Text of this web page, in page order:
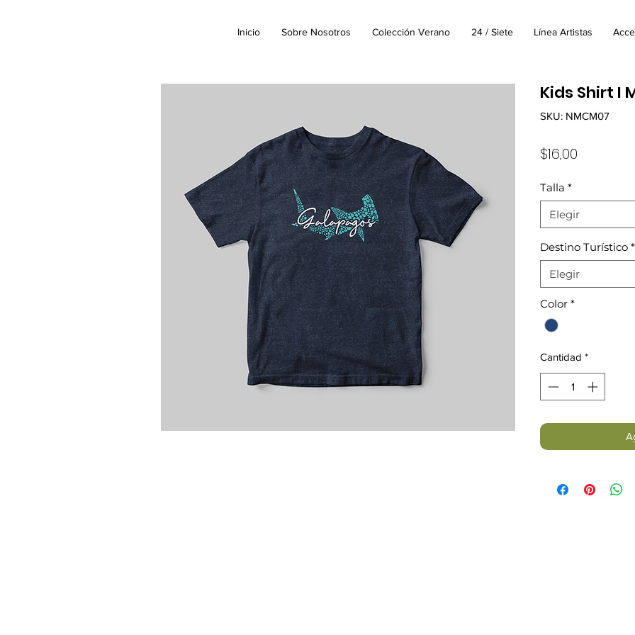
Inicio Sobre Nosotros Colección Verano 24 / Siete Línea Artistas
Kids Shirt I
SKU: NMCM07
$16,00
Talla *
Elegir
Destino Turístico *
Elegir
Color *
Cantidad *